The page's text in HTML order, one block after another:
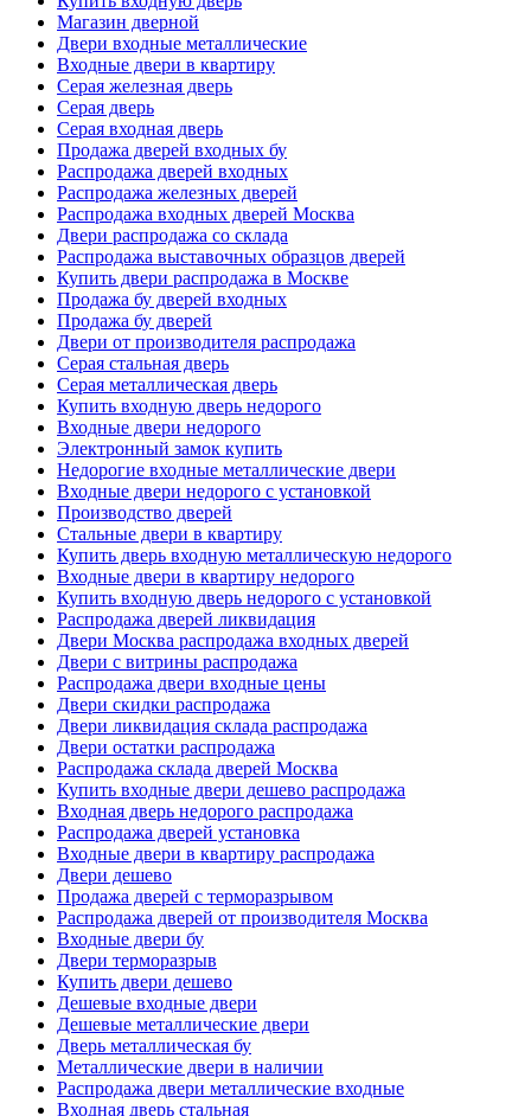
Магазин дверной
Двери входные металлические
Входные двери в квартиру
Серая железная дверь
Серая дверь
Серая входная дверь
Продажа дверей входных бу
Распродажа дверей входных
Распродажа железных дверей
Распродажа входных дверей Москва
Двери распродажа со склада
Распродажа выставочных образцов дверей
Купить двери распродажа в Москве
Продажа бу дверей входных
Продажа бу дверей
Двери от производителя распродажа
Серая стальная дверь
Серая металлическая дверь
Купить входную дверь недорого
Входные двери недорого
Электронный замок купить
Недорогие входные металлические двери
Входные двери недорого с установкой
Производство дверей
Стальные двери в квартиру
Купить дверь входную металлическую недорого
Входные двери в квартиру недорого
Купить входную дверь недорого с установкой
Распродажа дверей ликвидация
Двери Москва распродажа входных дверей
Двери с витрины распродажа
Распродажа двери входные цены
Двери скидки распродажа
Двери ликвидация склада распродажа
Двери остатки распродажа
Распродажа склада дверей Москва
Купить входные двери дешево распродажа
Входная дверь недорого распродажа
Распродажа дверей установка
Входные двери в квартиру распродажа
Двери дешево
Продажа дверей с терморазрывом
Распродажа дверей от производителя Москва
Входные двери бу
Двери терморазрыв
Купить двери дешево
Дешевые входные двери
Дешевые металлические двери
Дверь металлическая бу
Металлические двери в наличии
Распродажа двери металлические входные
Входная дверь стальная